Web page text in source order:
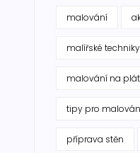
malování
malířské techniky
malování na
tipy pro
příprava stěn